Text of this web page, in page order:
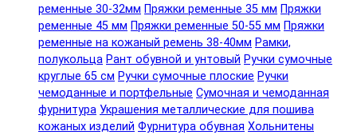
ременные 30-32мм Пряжки ременные 35 мм Пряжки
ременные 45 мм Пряжки ременные 50-55 мм Пряжки
ременные на кожаный ремень 38-40мм Рамки,
полукольца Рант обувной и унтовый Ручки сумочные
круглые 65 см Ручки сумочные плоские Ручки
чемоданные и портфельные Сумочная и чемоданная
фурнитура Украшения металлические для пошива
кожаных изделий Фурнитура обувная Хольнитены